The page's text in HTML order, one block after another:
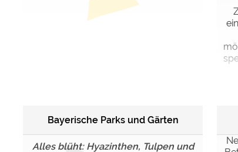
Bayerische Parks und Gärten
Alles blüht: Hyazinthen, Tulpen und